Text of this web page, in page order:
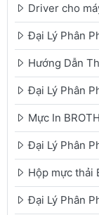
Driver cho
Đại Lý Phân
Hướng Dẫn
Đại Lý Phân
Mực In
Đại Lý Phân
Hộp mực thải
Đại Lý Phân